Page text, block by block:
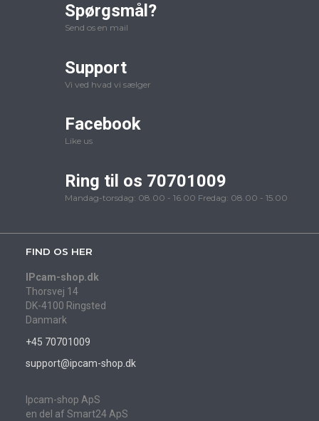
Spørgsmål?
Send os en mail
Support
Vi ved hvad vi sælger
Facebook
Like us
Ring til os 70701009
Mandag-torsdag: 08.00 - 16.00 Fredag: 08.00 - 15.00
FIND OS HER
IPcam-shop.dk
Thorsvej 14
DK-4100 Ringsted
Danmark
+45 70701009
support@ipcam-shop.dk
Ipcam-shop ApS
en del af Smart24 ApS